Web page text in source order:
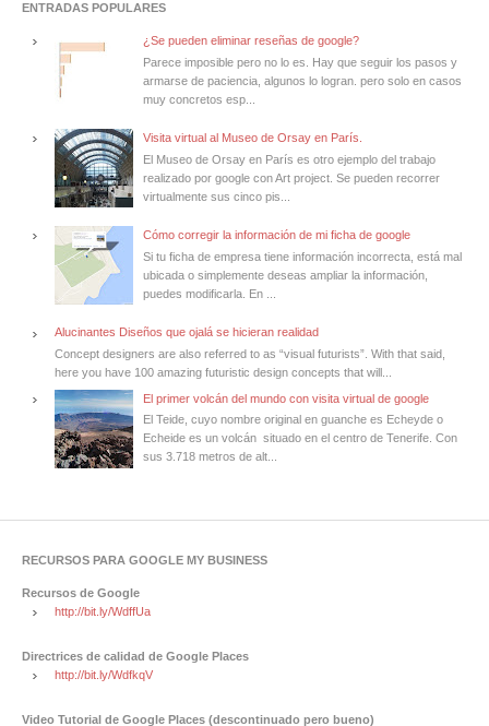
ENTRADAS POPULARES
¿Se pueden eliminar reseñas de google?
Parece imposible pero no lo es. Hay que seguir los pasos y
armarse de paciencia, algunos lo logran. pero solo en casos
muy concretos esp...
Visita virtual al Museo de Orsay en París.
El Museo de Orsay en París es otro ejemplo del trabajo
realizado por google con Art project. Se pueden recorrer
virtualmente sus cinco pis...
Cómo corregir la información de mi ficha de google
Si tu ficha de empresa tiene información incorrecta, está mal
ubicada o simplemente deseas ampliar la información,
puedes modificarla. En ...
Alucinantes Diseños que ojalá se hicieran realidad
Concept designers are also referred to as “visual futurists”. With that said,
here you have 100 amazing futuristic design concepts that will...
El primer volcán del mundo con visita virtual de google
El Teide, cuyo nombre original en guanche es Echeyde o
Echeide es un volcán situado en el centro de Tenerife. Con
sus 3.718 metros de alt...
RECURSOS PARA GOOGLE MY BUSINESS
Recursos de Google
http://bit.ly/WdffUa
Directrices de calidad de Google Places
http://bit.ly/WdfkqV
Video Tutorial de Google Places (descontinuado pero bueno)